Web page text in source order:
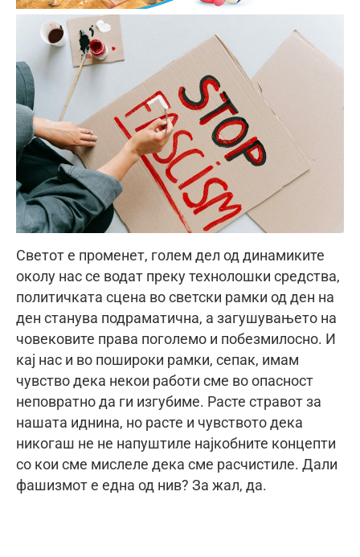
Светот е променет, голем дел од динамиките
околу нас се водат преку технолошки средства,
политичката сцена во светски рамки од ден на
ден станува подраматична, а загушувањето на
човековите права поголемо и побезмилосно. И
кај нас и во пошироки рамки, сепак, имам
чувство дека некои работи сме во опасност
неповратно да ги изгубиме. Расте стравот за
нашата иднина, но расте и чувството дека
никогаш не не напуштиле најкобните концепти
со кои сме мислеле дека сме расчистиле. Дали
фашизмот е една од нив? За жал, да.